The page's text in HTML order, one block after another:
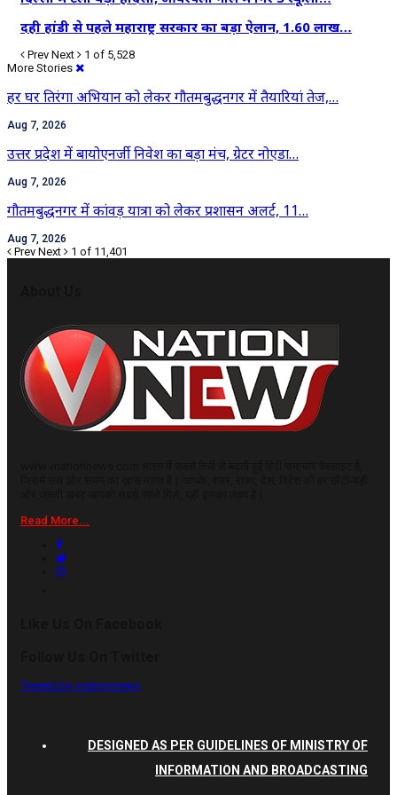
दही हांडी से पहले महाराष्ट्र सरकार का बड़ा ऐलान, 1.60 लाख…
Prev Next
1 of 5,528
More Stories
हर घर तिरंगा अभियान को लेकर गौतमबुद्धनगर में तैयारियां तेज,…
Aug 7, 2026
उत्तर प्रदेश में बायोएनर्जी निवेश का बड़ा मंच, ग्रेटर नोएडा…
Aug 7, 2026
गौतमबुद्धनगर में कांवड़ यात्रा को लेकर प्रशासन अलर्ट, 11…
Aug 7, 2026
Prev Next 1 of 11,401
Read More...
Tweets by vnationnews
DESIGNED AS PER GUIDELINES OF MINISTRY OF
INFORMATION AND BROADCASTING